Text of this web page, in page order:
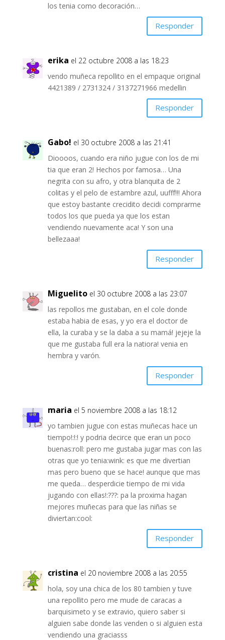
los tenia como decoración…
Responder
erika el 22 octubre 2008 a las 18:23
vendo muñeca repollito en el empaque original
4421389 / 2731324 / 3137271966 medellin
Responder
Gabo! el 30 octubre 2008 a las 21:41
Dioooos, cuando era niño jugue con los de mi
tia que eran 2! Hechos por famosa… Una
negrita con su afro, y otra blanquita de 2
colitas y el pelo de estambre azul, uufff!!! Ahora
que estoy bastante crecidito decidi comprarme
todos los que pueda ya que los estan
vendiendo nuevamente aca! Y son una
bellezaaa!
Responder
Miguelito el 30 octubre 2008 a las 23:07
las repollos me gustaban, en el cole donde
estaba habia de esas, y yo era el doctor de
ella, la curaba y se la daba a su mamá! jejeje la
que me gustaba full era la natiora! venia en
hembra y varón.
Responder
maria el 5 noviembre 2008 a las 18:12
yo tambien jugue con estas muñecas hace un
tiempo!:!:! y podria decirce que eran un poco
buenas:roll: pero me gustaba jugar mas con las
otras que yo tenia:wink: es que me divertian
mas pero bueno que se hace! aunque que mas
me queda… desperdicie tiempo de mi vida
jugando con ellas!:???: pa la proxima hagan
mejores muñecas para que las niñas se
diviertan:cool:
Responder
cristina el 20 noviembre 2008 a las 20:55
hola, soy una chica de los 80 tambien y tuve
una repollito pero me mude de caracas a
barquisimeto y se extravio, quiero saber si
alguien sabe donde las venden o si alguien esta
vendiendo una graciasss